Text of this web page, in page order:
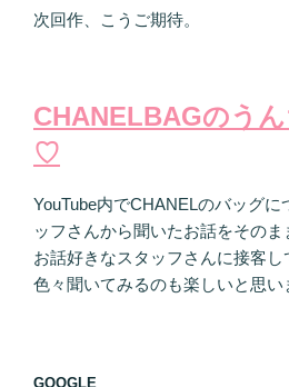
次回作、こうご期待。
CHANELBAGのう
♡
YouTube内でCHANELのバッグに
ッフさんから聞いたお話をそのま
お話好きなスタッフさんに接客し
色々聞いてみるのも楽しいと思い
GOOGLE